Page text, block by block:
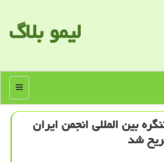
لیمو بلاگ
منو
بین المللی انجمن ایران
شد